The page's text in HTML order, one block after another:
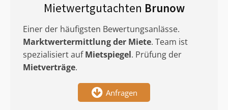
Mietwertgutachten Brunow
Einer der häufigsten Bewertungsanlässe.
Marktwertermittlungder Miete. Team ist
spezialisiert aufMietspiegel. Prüfung der
Mietverträge.
Anfragen